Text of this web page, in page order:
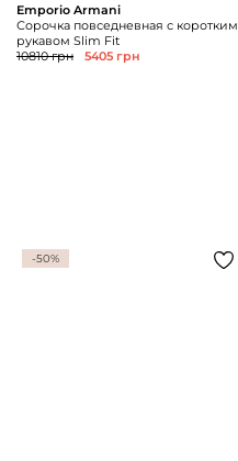
Emporio Armani
Сорочка повседневная с коротким
рукавом Slim Fit
10810 грн
5405 грн
-50%